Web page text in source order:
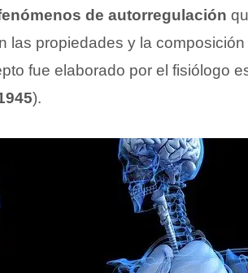
de autorregulación
las propiedades y la
fue elaborado por el fisiólogo
).